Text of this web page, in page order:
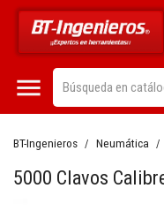

BT-Ingenieros Neumática
5000 Clavos